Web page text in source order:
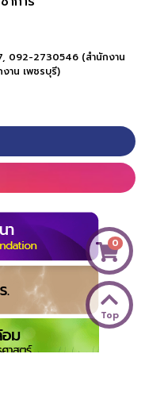
0
Top
092-2730546 (สำนักงาน
าน เพชรบุรี)